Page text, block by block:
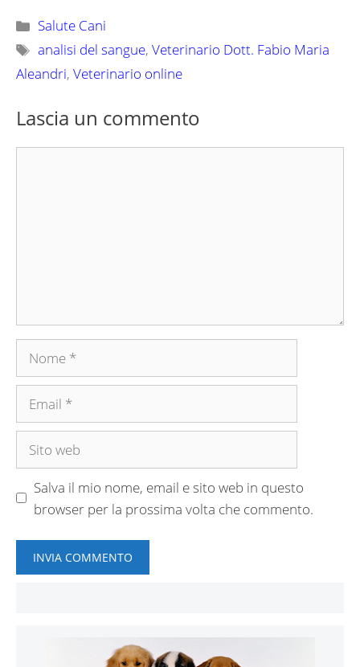
Categorie
Salute Cani
Tag
analisi del sangue,Veterinario Dott. Fabio Maria
Aleandri, Veterinario online
Lascia un commento
Nome
Email
Sito
Salva il mio nome, email e sito web in questo
browser per la prossima volta che commento.